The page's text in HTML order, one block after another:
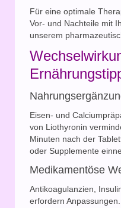
Für eine optimale
Vor- und Nachteile mit
unserem
Eisen- und
von Liothyronin
Minuten nach der
oder Supplemente
Medikamentöse
Antikoagulanzien,
erfordern